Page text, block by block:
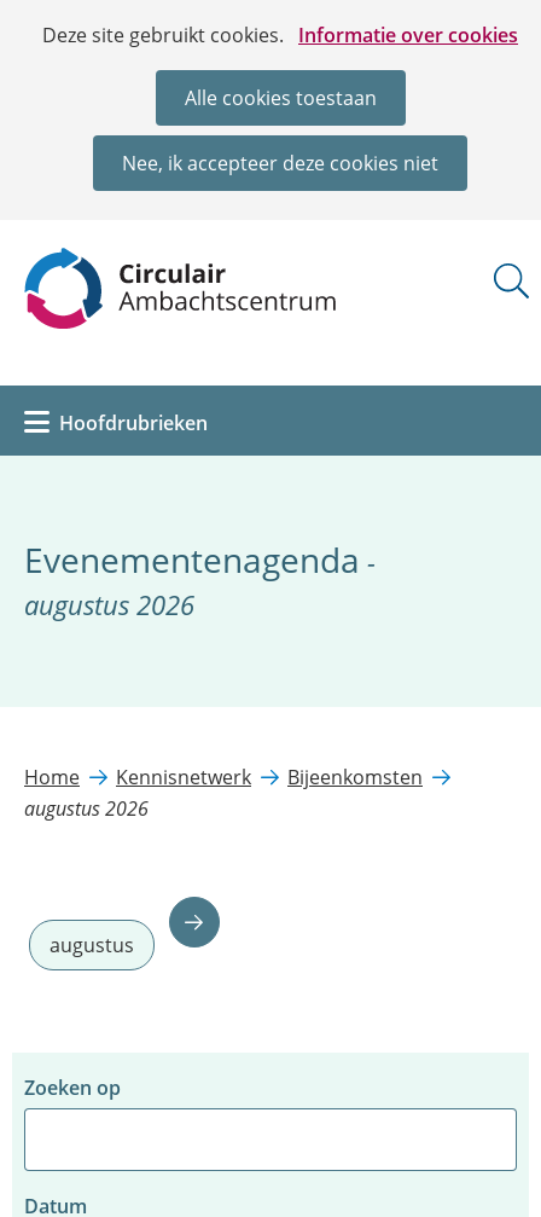
Cookies
Deze site gebruikt cookies. Informatie over cookies
Hier
deze
website
worden
of
geweigerd.
Alle cookies toestaan
Nee, ik accepteer deze cookies niet
Ga
de
inhoud
Hoofdrubrieken
Evenementenagenda -
augustus 2026
Home Kennisnetwerk
Bijeenkomsten
augustus 2026
augustus
Zoekfilter
Zoeken op
Datum